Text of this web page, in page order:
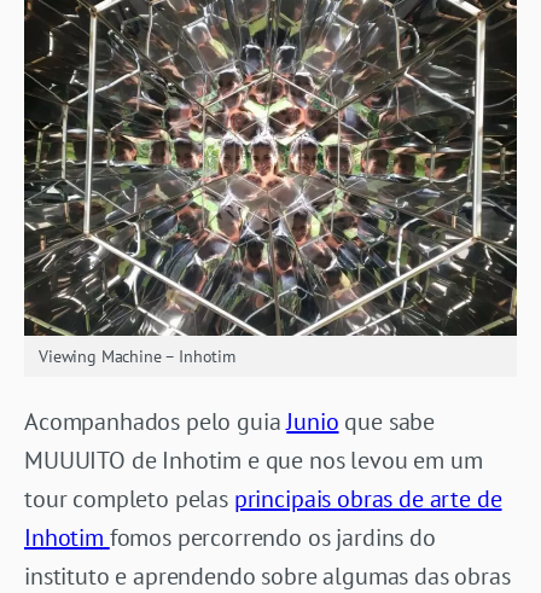
Viewing Machine – Inhotim
Acompanhados pelo guiaJunio que sabe
MUUUITO de Inhotim e que nos levou em um
tour completo pelas principais obras de arte de
Inhotim fomos percorrendo os jardins do
instituto e aprendendo sobre algumas das obras